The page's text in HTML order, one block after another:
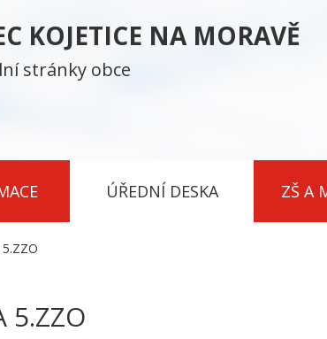
KOJETICE NA MORAVĚ
stránky obce
ÚŘEDNÍ DESKA ZŠ A
5.ZZO